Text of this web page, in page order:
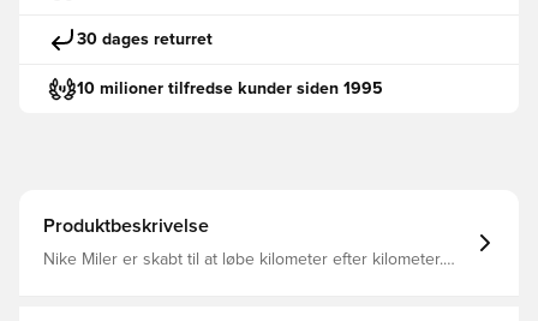
30 dages returret
10 milioner tilfredse kunder siden 1995
Produktbeskrivelse
Nike Miler er skabt til at løbe kilometer efter kilometer.